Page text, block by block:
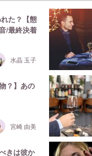
た？【態
/最終決着
水晶 玉子
？】あの
宮崎 由美
きは彼か